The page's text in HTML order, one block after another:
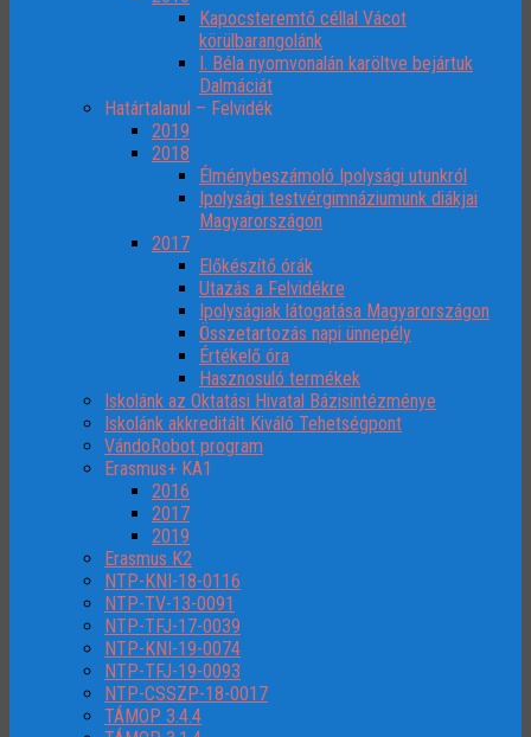
Kapocsteremtő céllal Vácot
körülbarangolánk
I. Béla nyomvonalán karöltve bejártuk
Dalmáciát
Határtalanul – Felvidék
2019
2018
Élménybeszámoló Ipolysági utunkról
Ipolysági testvérgimnáziumunk diákjai
Magyarországon
2017
Előkészítő órák
Utazás a Felvidékre
Ipolyságiak látogatása Magyarországon
Összetartozás napi ünnepély
Értékelő óra
Hasznosuló termékek
Iskolánk az Oktatási Hivatal Bázisintézménye
Iskolánk akkreditált Kiváló Tehetségpont
VándoRobot program
Erasmus+ KA1
2016
2017
2019
Erasmus K2
NTP-KNI-18-0116
NTP-TV-13-0091
NTP-TFJ-17-0039
NTP-KNI-19-0074
NTP-TFJ-19-0093
NTP-CSSZP-18-0017
TÁMOP 3.4.4